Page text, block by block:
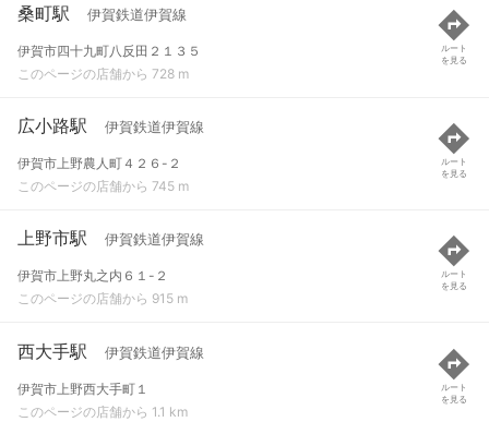
桑町駅 伊賀鉄道伊賀線
伊賀市四十九町八反田２１３５
このページの店舗から 728 m
ルート
を見る
広小路駅 伊賀鉄道伊賀線
伊賀市上野農人町４２６-２
このページの店舗から 745 m
ルート
を見る
上野市駅 伊賀鉄道伊賀線
伊賀市上野丸之内６１-２
このページの店舗から 915 m
ルート
を見る
西大手駅 伊賀鉄道伊賀線
伊賀市上野西大手町１
このページの店舗から 1.1 km
ルート
を見る